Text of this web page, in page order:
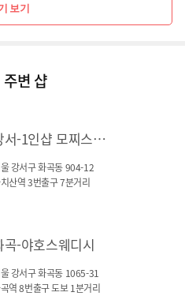
보기
변 샵
강서-1인샵 모찌스웨디시(까치산역)
강서구 화곡동 904-12
산역 3번출구 7분거리
곡-야호스웨디시
강서구 화곡동 1065-31
역 8번출구 도보 1분거리